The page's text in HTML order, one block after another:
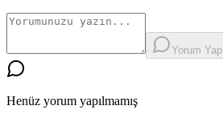
Yorum Yap
Henüz yorum yapılmamış